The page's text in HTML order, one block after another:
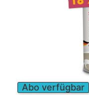
Abo verfügbar
Hoher Fleischanteil